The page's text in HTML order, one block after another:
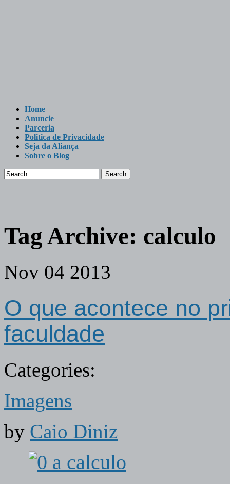
Home
Anuncie
Parceria
Politica de Privacidade
Seja da Aliança
Sobre o Blog
Search
Tag Archive: calculo
Nov 04 2013
O que acontece no
faculdade
Categories:
Imagens
by Caio Diniz